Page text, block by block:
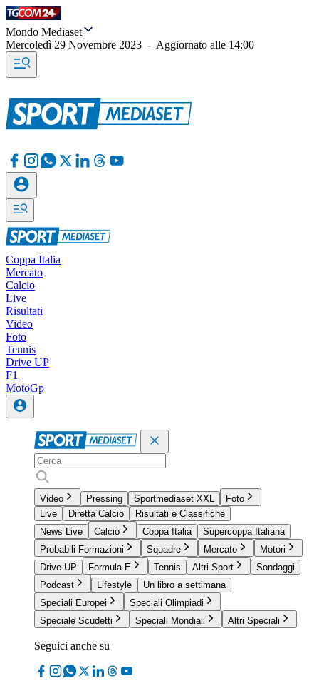
Mondo Mediaset
Mercoledì 29 Novembre 2023 - Aggiornato alle 14:00
Coppa Italia
Mercato
Calcio
Live
Risultati
Video
Foto
Tennis
Drive UP
F1
MotoGp
Video Pressing Sportmediaset XXL
Foto
Live
Diretta Calcio
Risultati e Classifiche
News Live
Calcio Coppa Italia
Supercoppa Italiana
Probabili Formazioni
Squadre Mercato
Motori
Drive UP
Formula E Tennis Altri Sport
Sondaggi
Podcast
Lifestyle
Un libro a settimana
Speciali Europei
Speciali Olimpiadi
Speciale Scudetti
Speciali Mondiali Altri Speciali
Seguici anche su